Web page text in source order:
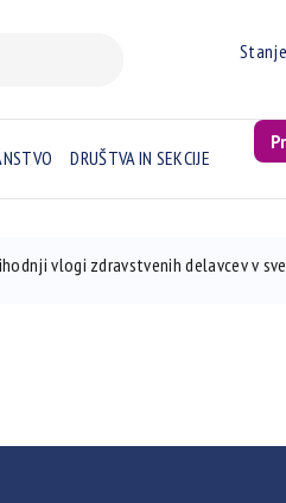
DRUŠTVA IN SEKCIJE
vlogi zdravstvenih delavcev v